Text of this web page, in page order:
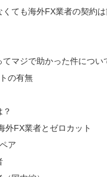
ても海外FX業者の契約は
てマジで助かった件につい
の有無
外FX業者とゼロカット
ア